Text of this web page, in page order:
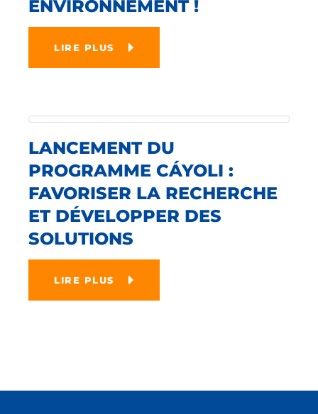
ENVIRONNEMENT !
LIRE PLUS
LANCEMENT DU
PROGRAMME CÁYOLI :
FAVORISER LA RECHERCHE
ET DÉVELOPPER DES
SOLUTIONS
LIRE PLUS